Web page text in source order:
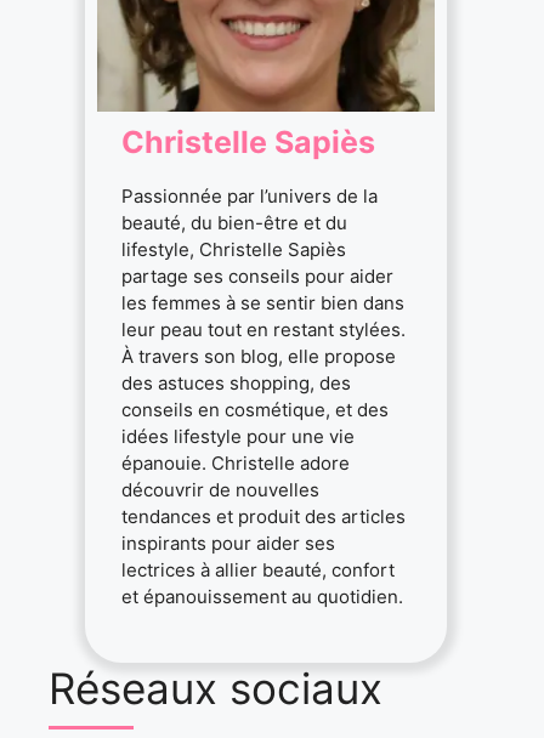
Christelle Sapiès
Passionnée par l’univers de la
beauté, du bien-être et du
lifestyle, Christelle Sapiès
partage ses conseils pour aider
les femmes à se sentir bien dans
leur peau tout en restant stylées.
À travers son blog, elle propose
des astuces shopping, des
conseils en cosmétique, et des
idées lifestyle pour une vie
épanouie. Christelle adore
découvrir de nouvelles
tendances et produit des articles
inspirants pour aider ses
lectrices à allier beauté, confort
et épanouissement au quotidien.
Réseaux sociaux